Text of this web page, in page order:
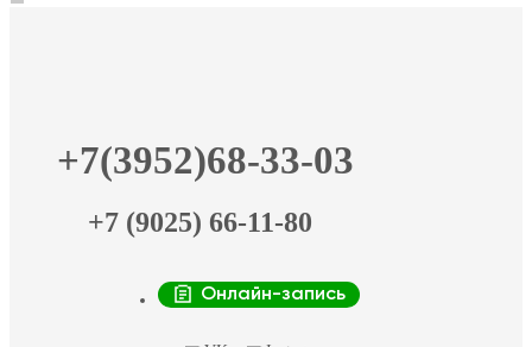
+7(3952)68-33-03
+7 (9025) 66-11-80
Онлайн-запись